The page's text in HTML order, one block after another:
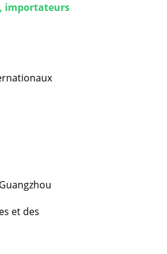
importateurs
et des